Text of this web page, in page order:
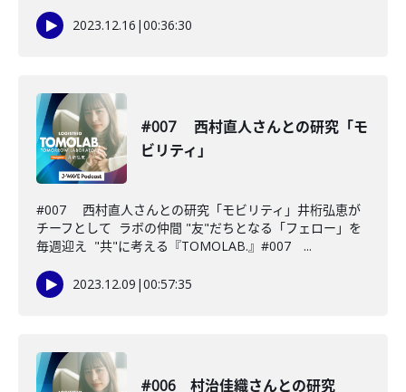
2023.12.16 |00:36:30
#007 西村直人さんとの研究「モ
ビリティ」
#007 西村直人さんとの研究「モビリティ」井桁弘恵が
チーフとして ラボの仲間 "友"だちとなる「フェロー」を
毎週迎え "共"に考える『TOMOLAB.』#007 ...
2023.12.09 |00:57:35
#006 村治佳織さんとの研究